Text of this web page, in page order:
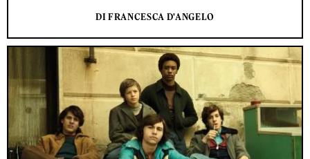
DI FRANCESCA D'ANGELO